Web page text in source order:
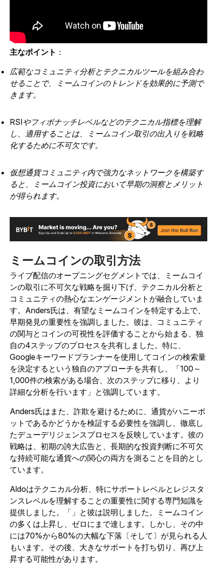
主なポイント ：
広範なコミュニティ分析とテクニカルツールを組み合わ
せることで、ミームコインのトレンドを効果的に予測で
きます。
RSIやフィボナッチレベルなどのテクニカル指標を理解
し、適用することは、ミームコイン取引の出入りを戦略
化するために不可欠です。
仮想通貨コミュニティ内で強力なネットワークを構築す
ると、ミームコイン投資において早期の洞察とメリット
が得られます。
ミームコインの取引方法
ライブ配信のオープニングセグメントでは、ミームコイ
ンの取引に不可欠な戦略を掘り下げ、テクニカル分析と
コミュニティの熱心なエンゲージメントが融合していま
す。Anders氏は、有望なミームコインを特定する上で、
早期発見の重要性を強調しました。彼は、コミュニティ
の関与とコインの可視性を評価することから始まる、独
自の4ステップのプロセスを共有しました。特に、
Googleキーワードプランナーを使用してコインの検索量
を決定するという独自のアプローチを共有し、「100～
1,000件の検索がある場合、次のステップに移り、より
詳細な分析を行います」と強調しています。
Anders氏はまた、詐欺を避けるために、通貨がハニーポ
ットであるかどうかを検証する必要性を強調し、徹底し
たデューデリジェンスプロセスを反映しています。彼の
戦略は、初期の誇大広告と、長期的な投資判断に不可欠
な持続可能な通貨への関心の両方を測ることを目的とし
ています。
Aldoはテクニカル分析、特にサポートレベルとレジスタ
ンスレベルを理解することの重要性に関する専門知識を
提供しました。
「」と彼は説明しました。ミームコイン
の多くは上昇し、ゼロにまで達します。しかし、その中
には70%から80%の大幅な下落〔そして〕が見られる人
もいます。その後、大きなサポートを打ち切り、再び上
昇する可能性があります。